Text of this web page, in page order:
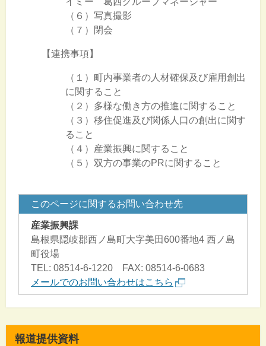
（６）写真撮影
（７）閉会
【連携事項】
（１）町内事業者の人材確保及び雇用創出
に関すること
（２）多様な働き方の推進に関すること
（３）移住促進及び関係人口の創出に関す
ること
（４）産業振興に関すること
（５）双方の事業のPRに関すること
このページに関するお問い合わせ先
産業振興課
島根県隠岐郡西ノ島町大字美田600番地4 西ノ島
町役場
TEL: 08514-6-1220 FAX: 08514-6-0683
メールでのお問い合わせはこちら
報道提供資料